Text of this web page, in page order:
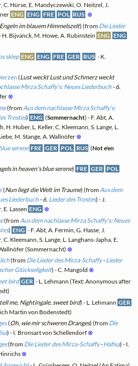
Hürse, E. Mandyczewski, O. Neitzel, J.
ENG ENG FRE POL RUS ⊗
im blauem Himmelszelt) (from Die Lieder
H. Bijvanck, M. Howe, A. Rubinstein ENG ENG
sklep ENG ENG FRE GER RUS - K.
(Lust weckt Lust und Schmerz weckt
Mirza Schaffy's: Neues Liederbuch - 6.
⊗
(from Aus dem nachlasse Mirza Schaffy's:
Trostes) ENG (Sommernacht) - F. Abt, A.
H. Huber, L. Keller, C. Kleemann, S. Lange, L.
M. Stange, A. Wallnöfer ⊗
serene FRE GER POL RUS (Not e'en
in heaven's blue serene) FRE GER POL
(Nun liegt die Welt im Traume) (from Aus dem
Liederbuch- 6. Lieder des Trostes) - J.
E. Lassen ENG ⊗
(from Aus dem nachlasse Mirza Schaffy's: Neues
) ENG - F. Abt, A. Fermin, G. Hasse, J.
Kleemann, S. Lange, L. Langhans-Japha, E.
(Sommernacht) ⊗
(from Die Lieder des Mirza-Schaffy-Lieder
Glückseligkeit) - C. Mangold ⊗
bird GER - L. Lehmann (Text: Anonymous after
me, Nightingale, sweet bird) - L. Lehmann GER
Martin von Bodenstedt)
(Oh, wie mir schweren Dranges) (from Die
) - I. Bronsart von Schellendorf ⊗
(from Die Lieder des Mirza-Schaffy-Hafisa) - I.
⊗